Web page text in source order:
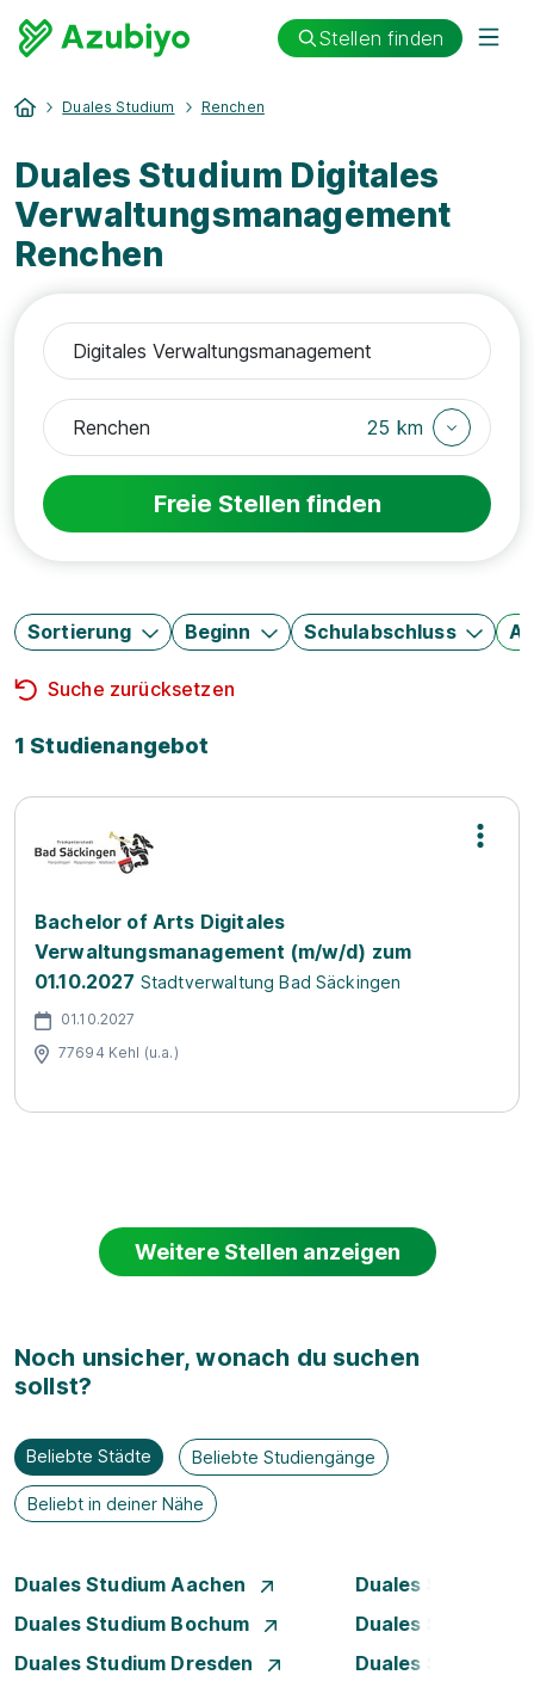
Stellen finden
Duales Studium Renchen
Duales Studium Digitales
Verwaltungsmanagement
Renchen
25 km
Freie Stellen finden
Sortierung Beginn Schulabschluss
Suche zurücksetzen
1 Studienangebot
Bachelor of Arts Digitales
Verwaltungsmanagement (m/w/d) zum
01.10.2027 Stadtverwaltung Bad Säckingen
01.10.2027
77694 Kehl (u.a.)
Weitere Stellen anzeigen
Noch unsicher, wonach du suchen
sollst?
Beliebte Städte Beliebte Studiengänge
Beliebt in deiner Nähe
Duales Studium Aachen
Duales Studium
Duales Studium Bochum
Duales Studium
Duales Studium Dresden
Duales Studium